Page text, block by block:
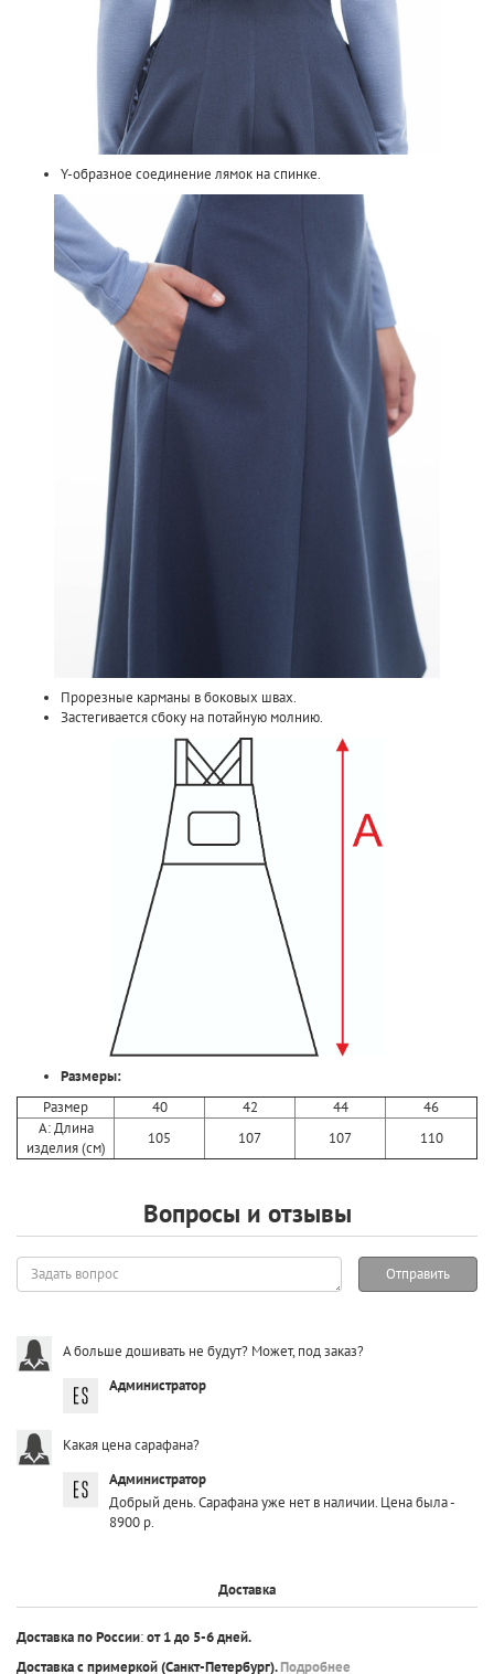
Y-образное соединение лямок на спинке.
Прорезные карманы в боковых швах.
Застегивается сбоку на потайную молнию.
Размеры:
Размер
40 42 44
46
A: Длина
изделия (см)
105 107 107 110
Вопросы и отзывы
Задать
вопрос
Отправить
А больше дошивать не будут? Может, под заказ?
Администратор
Какая цена сарафана?
Администратор
Добрый день. Сарафана уже нет в наличии. Цена была -
8900 р.
Доставка
Доставка по России:от 1 до 5-6 дней.
Доставка с примеркой(Санкт-Петербург).Подробнее